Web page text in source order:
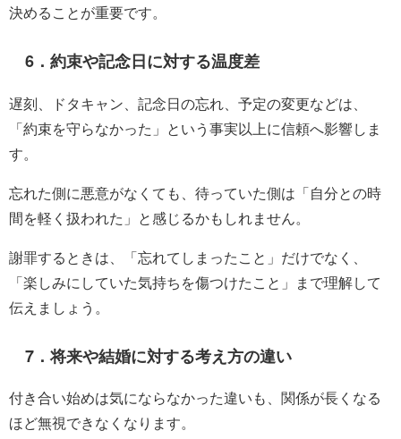
決めることが重要です。
6．約束や記念日に対する温度差
遅刻、ドタキャン、記念日の忘れ、予定の変更などは、
「約束を守らなかった」という事実以上に信頼へ影響しま
す。
忘れた側に悪意がなくても、待っていた側は「自分との時
間を軽く扱われた」と感じるかもしれません。
謝罪するときは、「忘れてしまったこと」だけでなく、
「楽しみにしていた気持ちを傷つけたこと」まで理解して
伝えましょう。
7．将来や結婚に対する考え方の違い
付き合い始めは気にならなかった違いも、関係が長くなる
ほど無視できなくなります。